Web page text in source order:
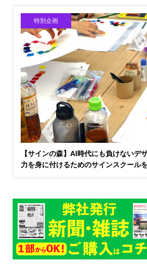
特別企画
【サインの森】AI時代にも負けないデ
力を身に付けるためのサインスクール